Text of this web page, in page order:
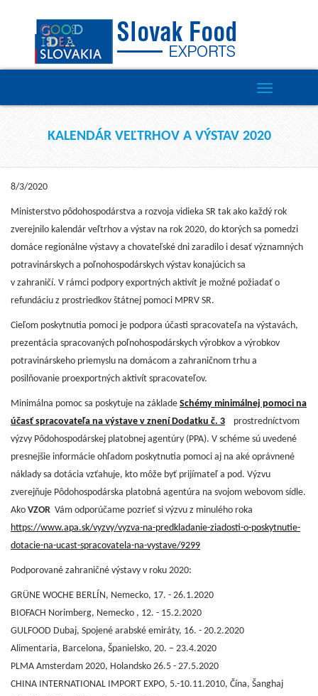
Toggle
navigation
KALENDÁR VEĽTRHOV A VÝSTAV 2020
8/3/2020
Ministerstvo pôdohospodárstva a rozvoja vidieka SR tak ako každý rok
zverejnilo kalendár veľtrhov a výstav na rok 2020, do ktorých sa pomedzi
domáce regionálne výstavy a chovateľské dni zaradilo i desať významných
potravinárskych a poľnohospodárskych výstav konajúcich sa
v zahraničí. V rámci podpory exportných aktivít je možné požiadať o
refundáciu z prostriedkov štátnej pomoci MPRV SR.
Cieľom poskytnutia pomoci je podpora účasti spracovateľa na výstavách,
prezentácia spracovaných poľnohospodárskych výrobkov a výrobkov
potravinárskeho priemyslu na domácom a zahraničnom trhu a
posilňovanie proexportných aktivít spracovateľov.
Minimálna pomoc sa poskytuje na základe Schémy minimálnej pomoci na
účasť spracovateľa na výstave v znení Dodatku č. 3 prostredníctvom
výzvy Pôdohospodárskej platobnej agentúry (PPA). V schéme sú uvedené
presnejšie informácie ohľadom poskytnutia pomoci aj na aké oprávnené
náklady sa dotácia vzťahuje, kto môže byť prijímateľ a pod. Výzvu
zverejňuje Pôdohospodárska platobná agentúra na svojom webovom sídle.
Ako VZOR Vám odporúčame pozrieť si výzvu z minulého roka
https://www.apa.sk/vyzvy/vyzva-na-predkladanie-ziadosti-o-poskytnutie-
dotacie-na-ucast-spracovatela-na-vystave/9299
Podporované zahraničné výstavy v roku 2020:
GRÜNE WOCHE BERLÍN, Nemecko, 17. - 26.1.2020
BIOFACH Norimberg, Nemecko , 12. - 15.2.2020
GULFOOD Dubaj, Spojené arabské emiráty, 16. - 20.2.2020
Alimentaria, Barcelona, Španielsko, 20. – 23.4.2020
PLMA Amsterdam 2020, Holandsko 26.5 - 27.5.2020
CHINA INTERNATIONAL IMPORT EXPO, 5.-10.11.2010, Čína, Šanghaj